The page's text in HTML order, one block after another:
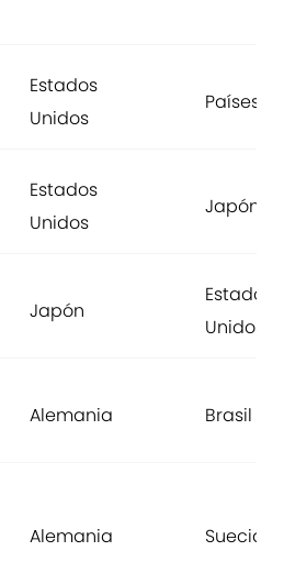
Estados
Unidos
Países
Estados
Unidos
Japón
Japón
Estados
Unidos
Alemania Brasil
Alemania Suecia